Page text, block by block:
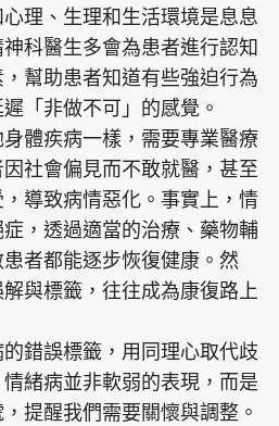
理、生理和生活環境是息息
科醫生多會為患者進行認知
幫助患者知道有些強迫行為
「非做不可」的感覺。
體疾病一樣，需要專業醫療
社會偏見而不敢就醫，甚至
導致病情惡化。事實上，情
，透過適當的治療、藥物輔
者都能逐步恢復健康。然
與標籤，往往成為康復路上
錯誤標籤，用同理心取代歧
緒病並非軟弱的表現，而是
提醒我們需要關懷與調整。